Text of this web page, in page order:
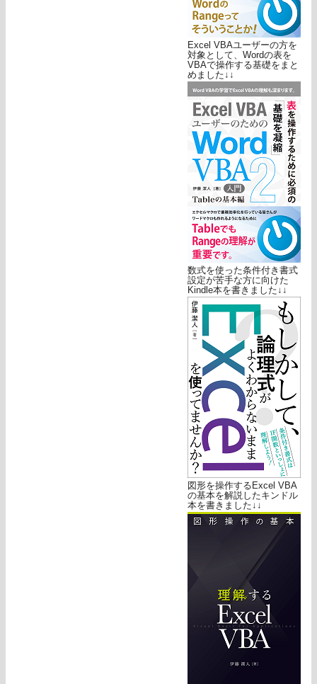
Excel VBAユーザーの方を
対象として、Wordの表を
VBAで操作する基礎をまと
めました↓↓
数式を使った条件付き書式
設定が苦手な方に向けた
Kindle本を書きました↓↓
図形を操作するExcel VBA
の基本を解説したキンドル
本を書きました↓↓